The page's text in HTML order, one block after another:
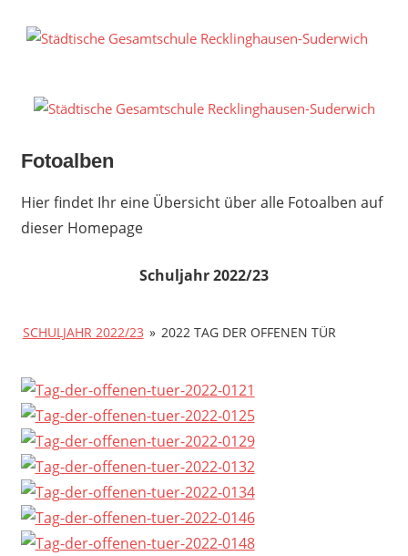
Inhalt
Fotoalben
Hier findet Ihr eine Übersicht über alle Fotoalben auf
dieser Homepage
Schuljahr 2022/23
SCHULJAHR 2022/23 » 2022 TAG DER OFFENEN TÜR